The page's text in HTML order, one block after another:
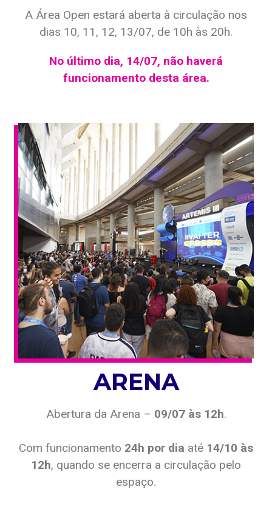
A Área Open estará aberta à circulação nos
dias 10, 11, 12, 13/07, de 10h às 20h.
No último dia, 14/07, não haverá
funcionamento desta área.
ARENA
Abertura da Arena – 09/07 às 12h.
Com funcionamento 24h por dia até 14/10 às
12h, quando se encerra a circulação pelo
espaço.